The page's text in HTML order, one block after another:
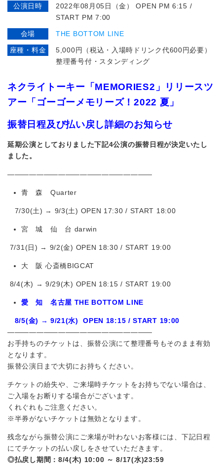
公演日時
2022年08月05日（金） OPEN PM 6:15 /
START PM 7:00
会場 THE BOTTOM LINE
座種・料金
5,000円（税込・入場時ドリンク代600円必要）
整理番号付・スタンディング
ネクライトーキー「MEMORIES2」リリースツ
アー「ゴーゴーメモリーズ！2022 夏」
振替日程及び払い戻し詳細のお知らせ
延期公演としておりました下記4公演の振替日程が決定いたし
ました。
————————————————————
青 森 Quarter
7/30(土) → 9/3(土) OPEN 17:30 / START 18:00
宮 城 仙 台 darwin
7/31(日) → 9/2(金) OPEN 18:30 / START 19:00
大 阪 心斎橋BIGCAT
8/4(木) → 9/29(木) OPEN 18:15 / START 19:00
愛 知 名古屋 THE BOTTOM LINE
8/5(金) → 9/21(水) OPEN 18:15 / START 19:00
————————————————————
お手持ちのチケットは、振替公演にて整理番号もそのまま有効
となります。
振替公演日まで大切にお持ちください。
チケットの紛失や、ご来場時チケットをお持ちでない場合は、
ご入場をお断りする場合がございます。
くれぐれもご注意ください。
※半券がないチケットは無効となります。
残念ながら振替公演にご来場が叶わないお客様には、下記日程
にてチケットの払い戻しをさせていただきます。
◎払戻し期間：8/4(木) 10:00 ～ 8/17(水)23:59